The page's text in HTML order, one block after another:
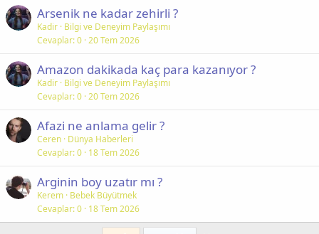
Arsenik ne kadar zehirli ?
Kadir Bilgi ve Deneyim Paylaşımı
Cevaplar 0 20 Tem 2026
Amazon dakikada kaç para kazanıyor ?
Kadir Bilgi ve Deneyim Paylaşımı
Cevaplar 0 20 Tem 2026
Afazi ne anlama gelir ?
Ceren Dünya Haberleri
Cevaplar 0 18 Tem 2026
Arginin boy uzatır mı ?
Kerem Bebek Büyütmek
Cevaplar 0 18 Tem 2026